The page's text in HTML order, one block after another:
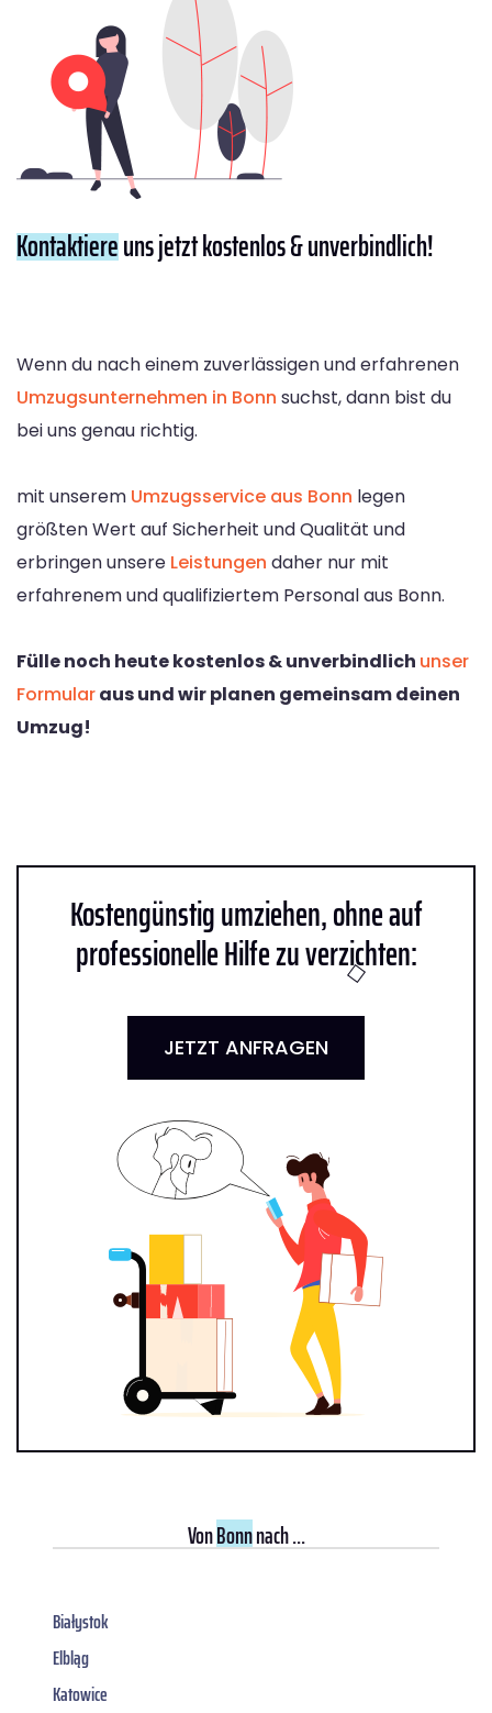
Kontaktiereuns jetzt kostenlos & unverbindlich!
Wenn du nach einem zuverlässigen und erfahrenen
Umzugsunternehmen in Bonn suchst, dann bist du
bei uns genau richtig.
mit unserem Umzugsservice aus Bonn legen
größten Wert auf Sicherheit und Qualität und
erbringen unsere Leistungen daher nur mit
erfahrenem und qualifiziertem Personal aus Bonn.
Fülle noch heute kostenlos & unverbindlich unser
Formularaus und wir planen gemeinsam deinen
Umzug!
Kostengünstig umziehen, ohne auf
professionelle Hilfe zu verzichten:
JETZT ANFRAGEN
VonBonnnach ...
Białystok
Elbląg
Katowice